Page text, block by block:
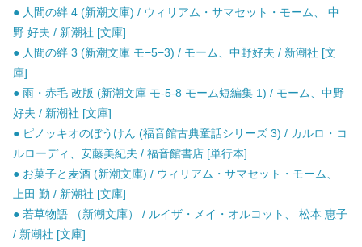
● 人間の絆 4 (新潮文庫) / ウィリアム・サマセット・モーム、 中
野 好夫 / 新潮社 [文庫]
● 人間の絆 3 (新潮文庫 モ−5−3) / モーム、中野好夫 / 新潮社 [文
庫]
● 雨・赤毛 改版 (新潮文庫 モ-5-8 モーム短編集 1) / モーム、中野
好夫 / 新潮社 [文庫]
● ピノッキオのぼうけん (福音館古典童話シリーズ 3) / カルロ・コ
ルローディ、安藤美紀夫 / 福音館書店 [単行本]
● お菓子と麦酒 (新潮文庫) / ウィリアム・サマセット・モーム、
上田 勤 / 新潮社 [文庫]
● 若草物語 （新潮文庫） / ルイザ・メイ・オルコット、 松本 恵子
/ 新潮社 [文庫]